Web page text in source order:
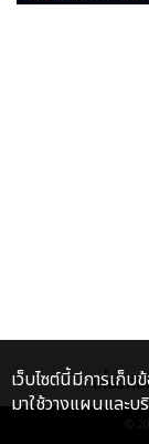
เกี่ยวกับ
©
เว็บไซต์นี้มีการเก็
มาใช้วางแผนและบ